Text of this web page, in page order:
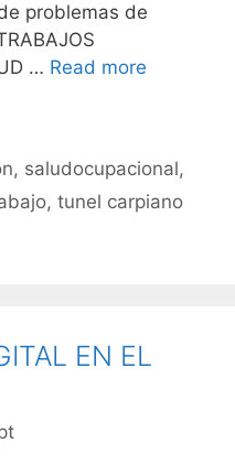
problemas de
… Read more
, saludocupacional,
, tunel carpiano
EN EL